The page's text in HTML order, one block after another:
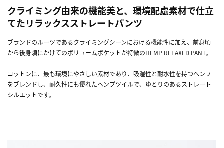
クライミング由来の機能美と、環境配慮素材で仕立
てたリラックスストレートパンツ
ブランドのルーツであるクライミングシーンにおける機能性に加え、前身頃
から後身頃にかけてのボリュームポケットが特徴のHEMP RELAXED PANT。
コットンに、最も環境にやさしい素材であり、吸湿性と耐水性を持つヘンプ
をブレンドし、耐久性にも優れたヘンプツイルで、ゆとりのあるストレート
シルエットです。